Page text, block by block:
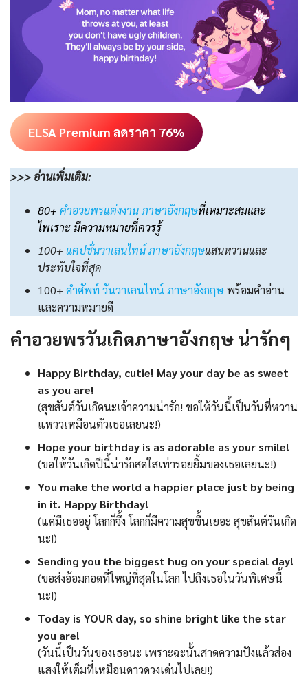
ELSA Premium ลดราคา 76%
>>> อ่านเพิ่มเติม:
80+ คําอวยพรแต่งงาน ภาษาอังกฤษที่เหมาะสมและ
ไพเราะ มีความหมายที่ควรรู้
100+ แคปชั่นวาเลนไทน์ ภาษาอังกฤษแสนหวานและ
ประทับใจที่สุด
100+ คําศัพท์ วันวาเลนไทน์ ภาษาอังกฤษพร้อมคําอ่าน
และความหมายดี
คําอวยพรวันเกิดภาษาอังกฤษ น่ารักๆ
Happy Birthday, cutie! May your day be as sweet
as you are!
(สุขสันต์วันเกิดนะเจ้าความน่ารัก! ขอให้วันนี้เป็นวันที่หวาน
แหววเหมือนตัวเธอเลยนะ!)
Hope your birthday is as adorable as your smile!
(ขอให้วันเกิดปีนี้น่ารักสดใสเท่ารอยยิ้มของเธอเลยนะ!)
You make the world a happier place just by being
in it. Happy Birthday!
(แค่มีเธออยู่ โลกก็จึ้ง โลกก็มีความสุขขึ้นเยอะ สุขสันต์วันเกิด
นะ!)
Sending you the biggest hug on your special day!
(ขอส่งอ้อมกอดที่ใหญ่ที่สุดในโลก ไปถึงเธอในวันพิเศษนี้
นะ!)
Today is YOUR day, so shine bright like the star
you are!
(วันนี้เป็นวันของเธอนะ เพราะฉะนั้นสาดความปังแล้วส่อง
แสงให้เต็มที่เหมือนดาวดวงเด่นไปเลย!)